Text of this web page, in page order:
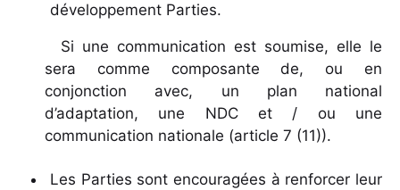
développement Parties.
Si une communication est soumise, elle le
sera comme composante de, ou en
conjonction avec, un plan national
d’adaptation, une NDC et / ou une
communication nationale (article 7 (11)).
Les Parties sont encouragées à renforcer leur